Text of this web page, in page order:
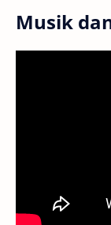
Musik